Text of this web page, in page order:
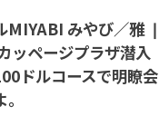
MIYABI みやび／雅 ❘
ッページプラザ潜入
ドルコースで明瞭会